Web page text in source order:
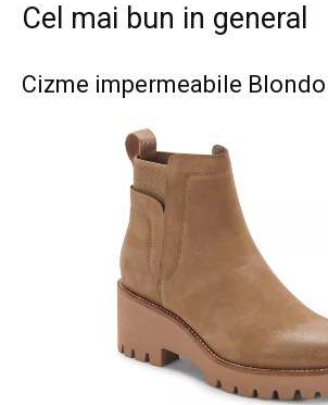
Cel mai bun in general
Cizme impermeabile